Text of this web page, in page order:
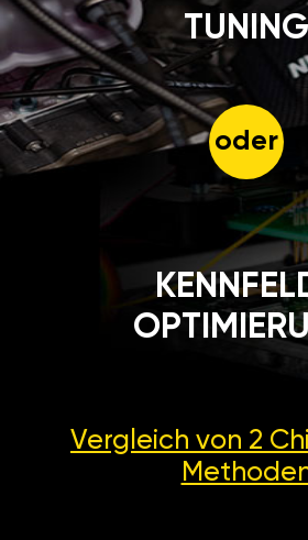
TUNING
oder
Vergleich von 2